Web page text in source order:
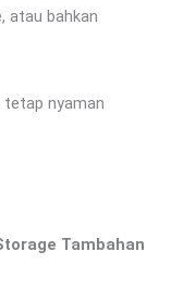
atau bahkan
tetap nyaman
Tambahan